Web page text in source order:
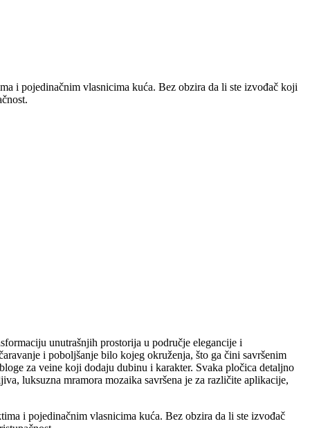
i pojedinačnim vlasnicima kuća. Bez obzira da li ste izvođač koji
unutrašnjih prostorija u područje elegancije i
i poboljšanje bilo kojeg okruženja, što ga čini savršenim
za veine koji dodaju dubinu i karakter. Svaka pločica detaljno
luksuzna mramora mozaika savršena je za različite aplikacije,
i pojedinačnim vlasnicima kuća. Bez obzira da li ste izvođač